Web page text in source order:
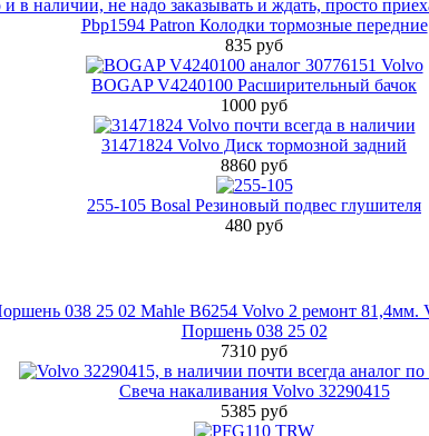
Pbp1594 Patron Колодки тормозные передние
835 руб
BOGAP V4240100 Расширительный бачок
1000 руб
31471824 Volvo Диск тормозной задний
8860 руб
255-105 Bosal Резиновый подвес глушителя
480 руб
Поршень 038 25 02
7310 руб
Свеча накаливания Volvo 32290415
5385 руб